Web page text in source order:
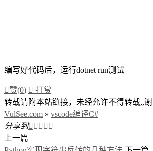
编写好代码后，运行dotnet run测试
赞(0)  打赏
转载请附本站链接，未经允许不得转载,,谢
VulSee.com » vscode编译C#
分享到    
上一篇